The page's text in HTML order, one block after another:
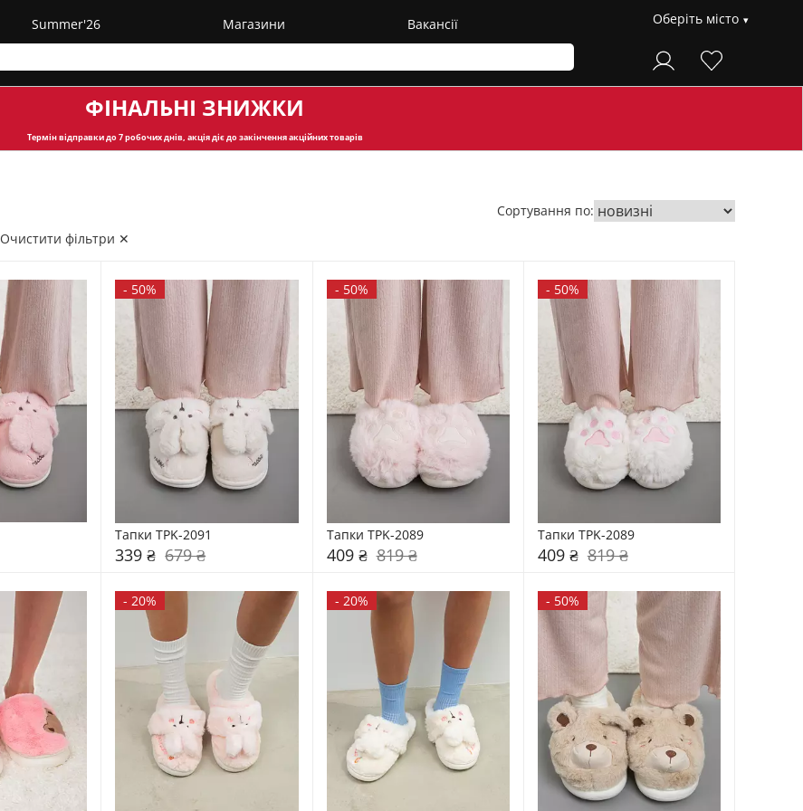
Summer'26 Магазини Вакансії Оберіть місто
ФІНАЛЬНІ ЗНИЖКИ
Термін відправкидо 7 робочих днів, акція діє до закінчення акційних товарів
Очистити фільтри ✕
Сортування по:
- 50%
Тапки TPK-2091
339 ₴ 679 ₴
- 50%
Тапки TPK-2089
409 ₴ 819 ₴
- 50%
Тапки TPK-2089
409 ₴ 819 ₴
-20% - 20% - 50%